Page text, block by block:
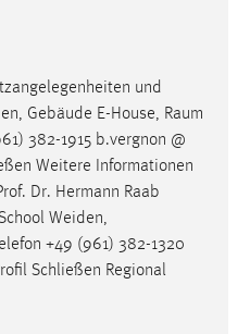
und
Gebäude E-House, Raum
382-1915 b.vergnon @
Weitere Informationen
Dr. Hermann Raab
Weiden,
+49 (961) 382-1320
Schließen Regional